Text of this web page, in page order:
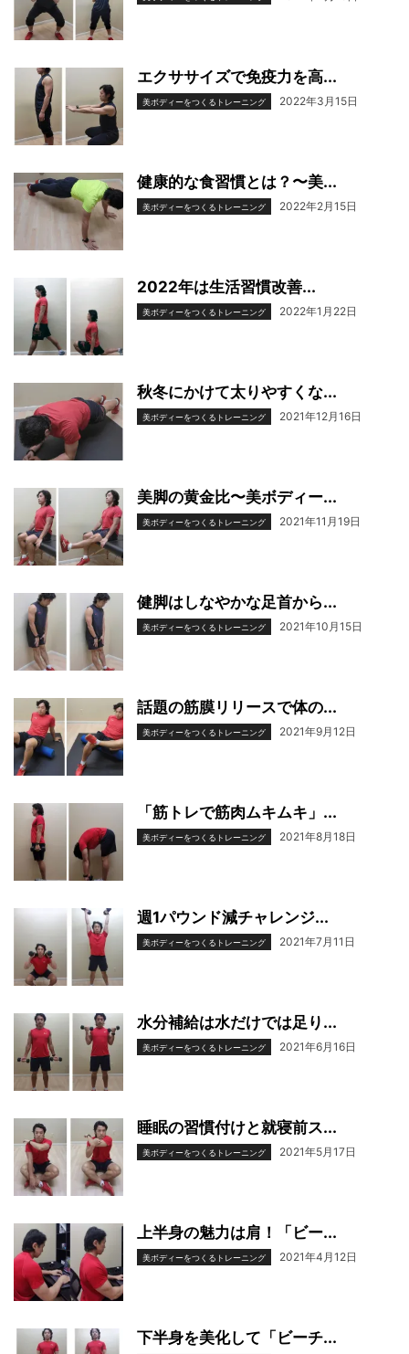
エクササイズで免疫力を高...
美ボディーをつくるトレーニング 2022年3月15日
健康的な食習慣とは？〜美...
美ボディーをつくるトレーニング 2022年2月15日
2022年は生活習慣改善...
美ボディーをつくるトレーニング 2022年1月22日
秋冬にかけて太りやすくな...
美ボディーをつくるトレーニング 2021年12月16日
美脚の黄金比〜美ボディー...
美ボディーをつくるトレーニング 2021年11月19日
健脚はしなやかな足首から...
美ボディーをつくるトレーニング 2021年10月15日
話題の筋膜リリースで体の...
美ボディーをつくるトレーニング 2021年9月12日
「筋トレで筋肉ムキムキ」...
美ボディーをつくるトレーニング 2021年8月18日
週1パウンド減チャレンジ...
美ボディーをつくるトレーニング 2021年7月11日
水分補給は水だけでは足り...
美ボディーをつくるトレーニング 2021年6月16日
睡眠の習慣付けと就寝前ス...
美ボディーをつくるトレーニング 2021年5月17日
上半身の魅力は肩！「ビー...
美ボディーをつくるトレーニング 2021年4月12日
下半身を美化して「ビーチ...